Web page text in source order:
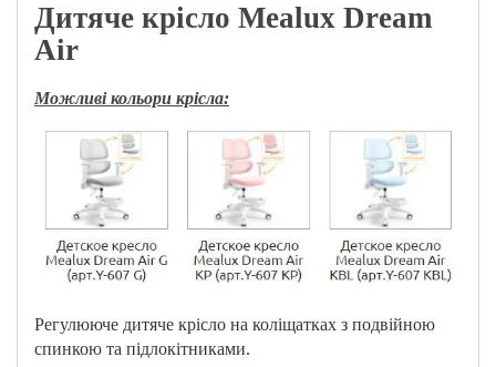
Дитяче крісло Mealux Dream
Air
Можливі кольори крісла:
Регулююче дитяче крісло на коліщатках з подвійною
спинкою та підлокітниками.